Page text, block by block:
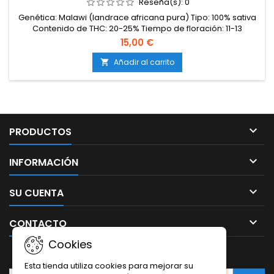
Genética: Malawi (landrace africana pura) Tipo: 100% sativa
Contenido de THC: 20-25% Tiempo de floración: 11-13
semanas en interior Producción en interior: 500-600 g/m²
Producción en exterior: 600-1000 g/planta Altura: 120-180 cm
en interior; hasta 300 cm en exterior Aromas y
sabores: Aceitosos, amaderados y especiados, con notas
cítricas y florales en...
15,00 €
 Añadir al carrito
PRODUCTOS 
INFORMACIÓN 
SU CUENTA 
CONTACTO 
Cookies
Esta tienda utiliza cookies para mejorar su